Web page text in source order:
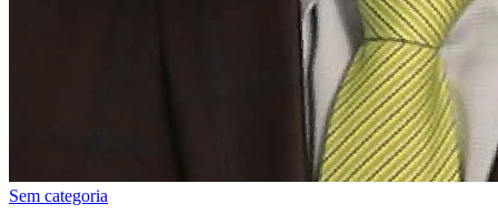
Sem categoria